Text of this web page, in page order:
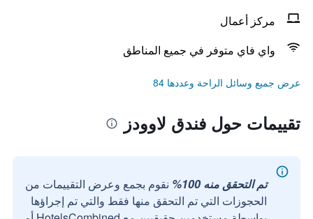
مركز أعمال
واي فاي متوفر في جميع المناطق
عرض جميع وسائل الراحة وعددها 84
تقييمات حول فندق لاوودز
تم التحقق منه 100%
نقوم بجمع وعرض التقييمات من
الحجوزات التي تم التحقق منها فقط والتي تم إجراؤها